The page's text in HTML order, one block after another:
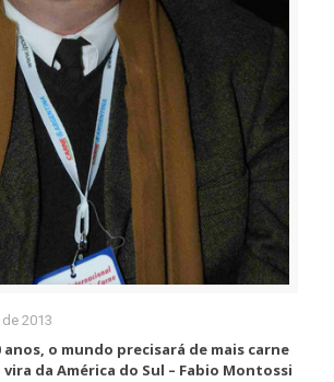
2013
anos, o mundo precisará de mais carne
da América do Sul – Fabio Montossi